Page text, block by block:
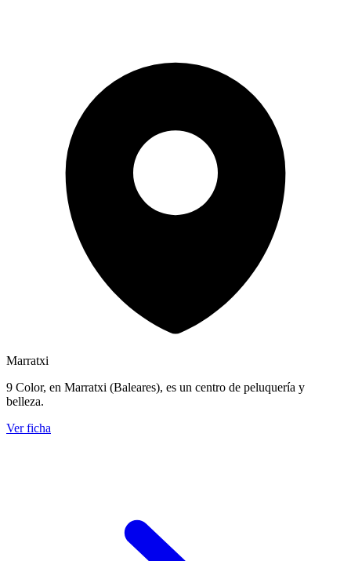
Marratxi
9 Color, en Marratxi (Baleares), es un centro de peluquería y
belleza.
Ver ficha